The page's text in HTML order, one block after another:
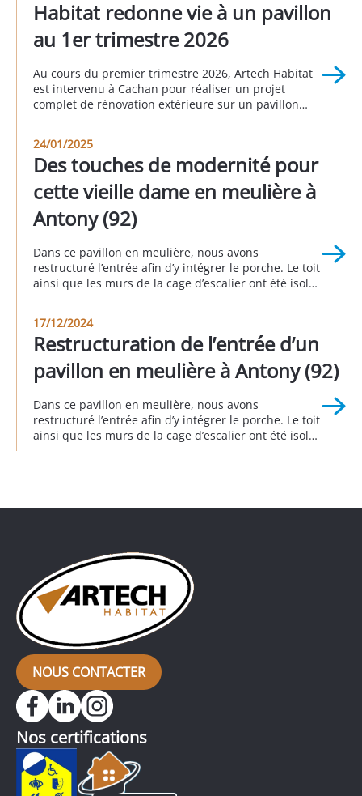
Habitat redonne vie à un pavillon
au 1er trimestre 2026
Au cours du premier trimestre 2026, Artech Habitat
est intervenu à Cachan pour réaliser un projet
complet de rénovation extérieure sur un pavillon
valoriser un bien immobilier, améliorer sa durabilité
et moderniser son apparence. Grâce à une
intervention globale comprenant le traitement de la
[…]
24/01/2025
Des touches de modernité pour
cette vieille dame en meulière à
Antony (92)
Dans ce pavillon en meulière, nous avons
restructuré l’entrée afin d’y intégrer le porche. Le toit
ainsi que les murs de la cage d’escalier ont été isolés
remplacé la porte de garage et la porte d’entrée. A
Antony 3eme trimestre 2024.
17/12/2024
Restructuration de l’entrée d’un
pavillon en meulière à Antony (92)
Dans ce pavillon en meulière, nous avons
restructuré l’entrée afin d’y intégrer le porche. Le toit
ainsi que les murs de la cage d’escalier ont été isolés
NOUS CONTACTER
Nos certifications